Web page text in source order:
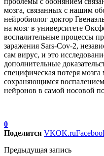
мозга, связанных с нашим
нейробиолог доктор
на мозг в университете
воспалительные процессы
заражения Sars-Cov-2,
сам вирус, и это
дополнительные
специфическая потеря мозга
сохраняющимся
нейронов в самой носовой
0
Поделится VKOK.ru
Предыдущая запись